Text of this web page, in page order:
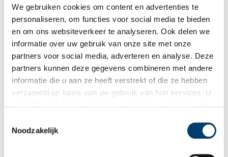
We gebruiken cookies om content en advertenties te
personaliseren, om functies voor social media te bieden
en om ons websiteverkeer te analyseren. Ook delen we
informatie over uw gebruik van onze site met onze
partners voor social media, adverteren en analyse. Deze
partners kunnen deze gegevens combineren met andere
informatie die u aan ze heeft verstrekt of die ze hebben
verzameld op basis van uw gebruik van hun services. U
Noodzakelijk
Liniebreed Ondernemen vanaf nu Stichting Forten
Nederland
De Stichting Liniebreed Ondernemen, die staat voor het
Nederland. Dat is bekend gemaakt op Fort Nieuwersluis bij de
aftrap van het Fortenfestival dat op zaterdag 7 september
2 min